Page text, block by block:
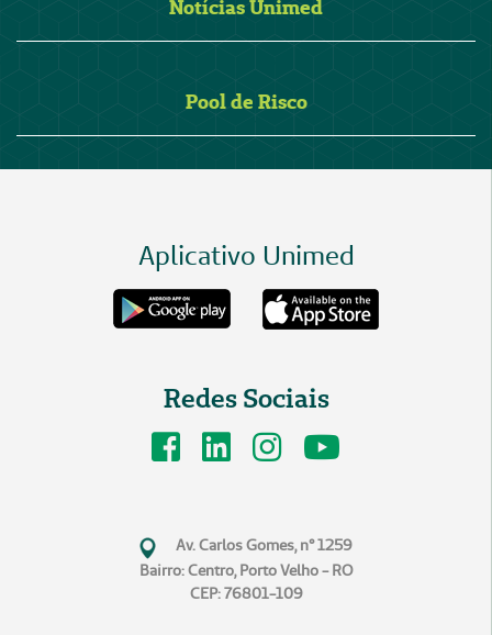
Notícias Unimed
Pool de Risco
Aplicativo Unimed
Redes Sociais
Av. Carlos Gomes, n° 1259
Bairro: Centro, Porto Velho - RO
CEP: 76801-109